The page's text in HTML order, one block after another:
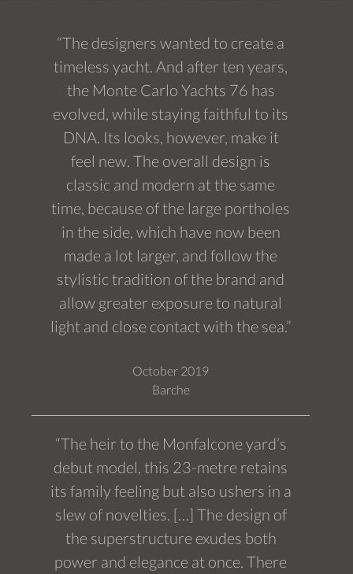
“The designers wanted to create a
timeless yacht. And after ten years,
the Monte Carlo Yachts 76 has
evolved, while staying faithful to its
DNA. Its looks, however, make it
feel new. The overall design is
classic and modern at the same
time, because of the large portholes
in the side, which have now been
made a lot larger, and follow the
stylistic tradition of the brand and
allow greater exposure to natural
light and close contact with the sea.”
October 2019
Barche
“The heir to the Monfalcone yard’s
debut model, this 23-metre retains
its family feeling but also ushers in a
slew of novelties. […] The design of
the superstructure exudes both
power and elegance at once. There